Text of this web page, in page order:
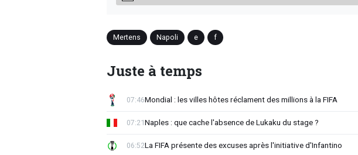
Mertens Napoli e f
Juste à temps
Mondial : les villes hôtes réclament des millions à la FIFA
07:46
Naples : que cache l'absence de Lukaku du stage ?
07:21
La FIFA présente des excuses après l'initiative d'Infantino
06:52